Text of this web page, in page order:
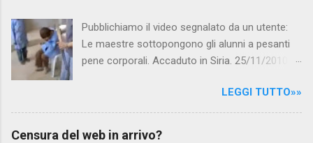
Pubblichiamo il video segnalato da un utente:
Le maestre sottopongono gli alunni a pesanti
pene corporali. Accaduto in Siria. 25/11/2010
Canale 5 "Forum" si è interessato al caso,
interpellando prontamente l'ambasciata siriana,
per fare luce sulla vicenda: è emerso che il
LEGGI TUTTO»»
Censura del web in arrivo?